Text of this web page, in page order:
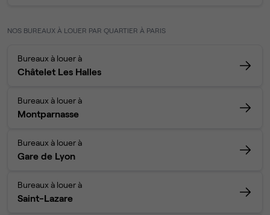
NOS BUREAUX À LOUER PAR QUARTIER À PARIS
Bureaux à louer à
Châtelet Les Halles
Bureaux à louer à
Montparnasse
Bureaux à louer à
Gare de Lyon
Bureaux à louer à
Saint-Lazare